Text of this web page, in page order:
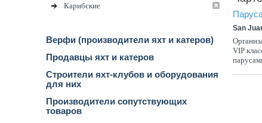
Карибские
Верфи (производители яхт и катеров)
Продавцы яхт и катеров
Строители яхт-клубов и оборудования
для них
Производители сопутствующих
товаров
San
VIP